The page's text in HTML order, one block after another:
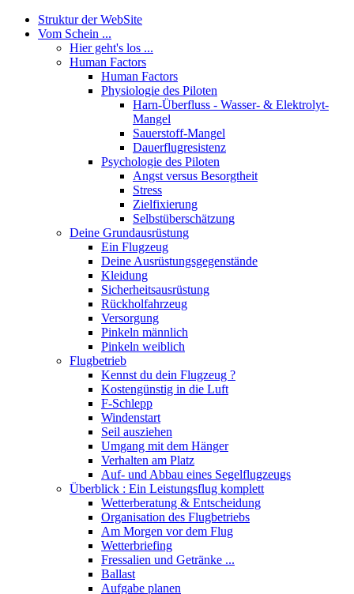
Struktur der WebSite
Vom Schein ...
Hier geht's los ...
Human Factors
Human Factors
Physiologie des Piloten
Harn-Überfluss - Wasser- & Elektrolyt-
Mangel
Sauerstoff-Mangel
Dauerflugresistenz
Psychologie des Piloten
Angst versus Besorgtheit
Stress
Zielfixierung
Selbstüberschätzung
Deine Grundausrüstung
Ein Flugzeug
Deine Ausrüstungsgegenstände
Kleidung
Sicherheitsausrüstung
Rückholfahrzeug
Versorgung
Pinkeln männlich
Pinkeln weiblich
Flugbetrieb
Kennst du dein Flugzeug ?
Kostengünstig in die Luft
F-Schlepp
Windenstart
Seil ausziehen
Umgang mit dem Hänger
Verhalten am Platz
Auf- und Abbau eines Segelflugzeugs
Überblick : Ein Leistungsflug komplett
Wetterberatung & Entscheidung
Organisation des Flugbetriebs
Am Morgen vor dem Flug
Wetterbriefing
Fressalien und Getränke ...
Ballast
Aufgabe planen